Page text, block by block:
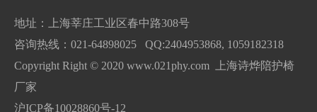
地址：上海莘庄工业区春中路308号
咨询热线：021-64898025 QQ:2404953868, 1059182318
Copyright Right © 2020 www.021phy.com 上海诗烨陪护椅
厂家
沪ICP备10028860号-12